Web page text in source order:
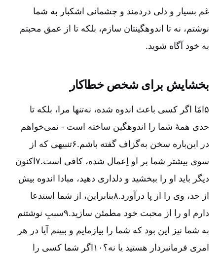
غم بسیار و دلی دردمند و چشمانی اشکبار به شما
نوشتم، نه تا اندوهگینتان سازم، بلکه تا از عمق محبتم
به خود آگاه شوید.
بخشایش برای شخص خطاکار
۵امّا اگر کسی باعث اندوه شده، نه‌تنها مرا، بلکه تا
حدی همۀ شما را اندوهگین ساخته است - نمی‌خواهم
در این‌باره سخن به‌گزاف گفته باشم.۶تنبیهی که از
سوی بیشتر شما بر او اِعمال شده، کافی است.۷اکنون
دیگر باید او را ببخشید و دلداری دهید، مبادا اندوه بیش
از حد، وی را از پا درآورد.۸بنابراین، از شما استدعا
دارم او را از محبت خود مطمئن سازید.۹سببِ نوشتنم
به شما نیز این بود که شما را بیازمایم و ببینم آیا در هر
امری فرمانبردار هستید یا نه؟۱۰اگر شما کسی را